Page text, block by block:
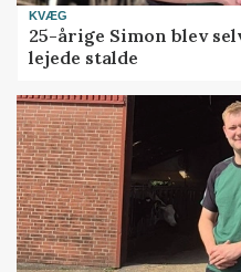
KVÆG
25-årige Simon blev
lejede stalde